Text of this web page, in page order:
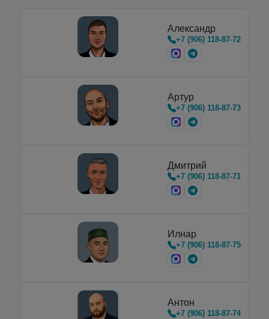
Александр
+7 (906) 118-87-72
Артур
+7 (906) 118-87-73
Дмитрий
+7 (906) 118-87-71
Илнар
+7 (906) 118-87-75
Антон
+7 (906) 118-87-74